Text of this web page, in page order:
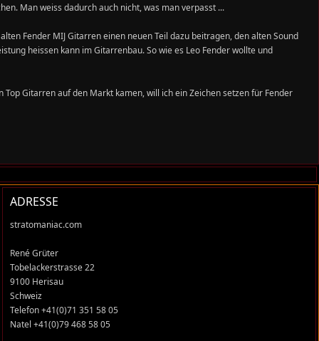
Man weiss dadurch auch nicht, was man verpasst ...
Fender MIJ Gitarren einen neuen Teil dazu beitragen, den alten Sound
heissen kann im Gitarrenbau. So wie es Leo Fender wollte und
Gitarren auf den Markt kamen, will ich ein Zeichen setzen für Fender
ADRESSE
stratomaniac.com
René Grüter
Tobelackerstrasse 22
9100 Herisau
Schweiz
Telefon +41(0)71 351 58 05
Natel +41(0)79 468 58 05